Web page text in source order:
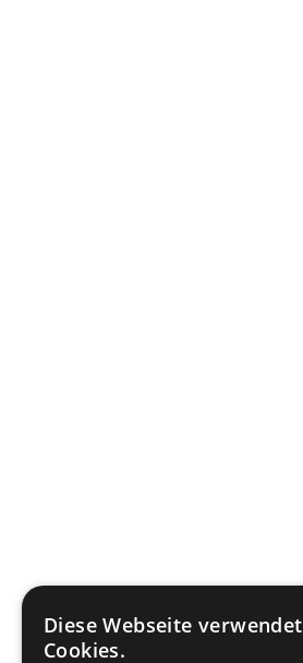
Diese Webseite verwendet
Cookies.